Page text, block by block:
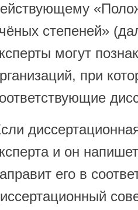
степеней»
могут
при
и он
его в